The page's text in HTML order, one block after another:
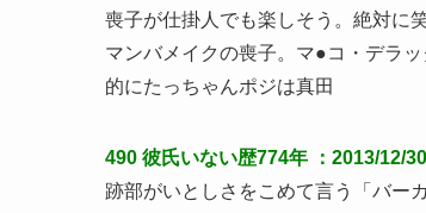
喪子が仕掛人でも楽しそう。絶対に
マンバメイクの喪子。マ●コ・デラ
的にたっちゃんポジは真田
490 彼氏いない歴774年
：2013/12/
跡部がいとしさをこめて言う「バー